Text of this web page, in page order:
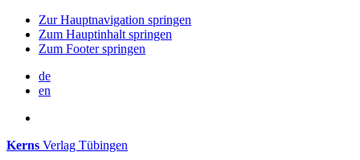
Zur Hauptnavigation springen
Zum Hauptinhalt springen
Zum Footer springen
de
en
Kerns Verlag Tübingen